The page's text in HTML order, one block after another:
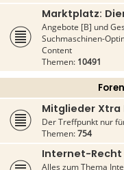
Marktplatz:
Angebote [B] und
Suchmaschinen-
Content
Themen: 10491
Mitglieder Xtra
Der Treffpunkt nur
Themen:754
Internet-Recht
Alles zum Thema